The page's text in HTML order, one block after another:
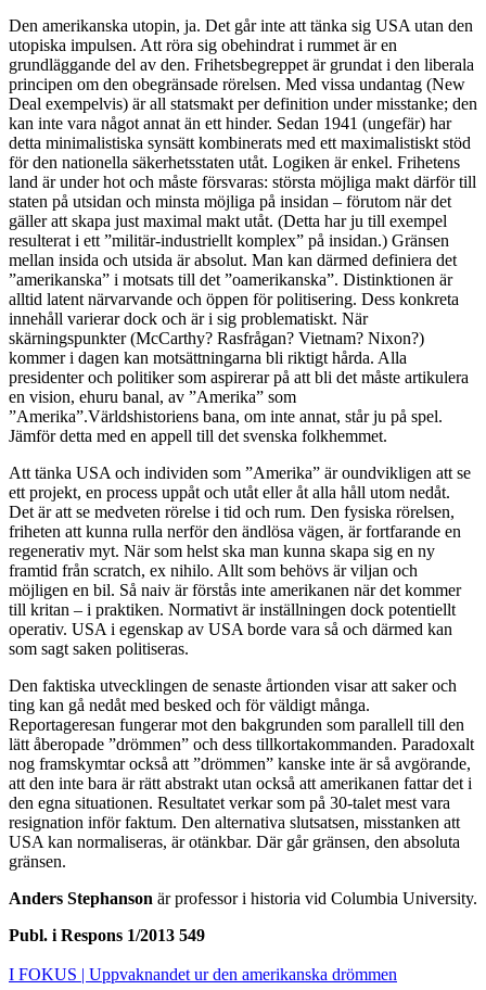
Den amerikanska utopin, ja. Det går inte att tänka sig USA utan den
utopiska impulsen. Att röra sig obehindrat i rummet är en
grundläggande del av den. Frihetsbegreppet är grundat i den liberala
principen om den obegränsade rörelsen. Med vissa undantag (New
Deal exempelvis) är all statsmakt per definition under misstanke; den
kan inte vara något annat än ett hinder. Sedan 1941 (ungefär) har
detta minimalistiska synsätt kombinerats med ett maximalistiskt stöd
för den nationella säkerhetsstaten utåt. Logiken är enkel. Frihetens
land är under hot och måste försvaras: största möjliga makt därför till
staten på utsidan och minsta möjliga på insidan – förutom när det
gäller att skapa just maximal makt utåt. (Detta har ju till exempel
resulterat i ett ”militär-industriellt komplex” på insidan.) Gränsen
mellan insida och utsida är absolut. Man kan därmed definiera det
”amerikanska” i motsats till det ”oamerikanska”. Distinktionen är
alltid latent närvarvande och öppen för politisering. Dess konkreta
innehåll varierar dock och är i sig problematiskt. När
skärningspunkter (McCarthy? Rasfrågan? Vietnam? Nixon?)
kommer i dagen kan motsättningarna bli riktigt hårda. Alla
presidenter och politiker som aspirerar på att bli det måste artikulera
en vision, ehuru banal, av ”Amerika” som
”Amerika”.Världshistoriens bana, om inte annat, står ju på spel.
Jämför detta med en appell till det svenska folkhemmet.
Att tänka USA och individen som ”Amerika” är oundvikligen att se
ett projekt, en process uppåt och utåt eller åt alla håll utom nedåt.
Det är att se medveten rörelse i tid och rum. Den fysiska rörelsen,
friheten att kunna rulla nerför den ändlösa vägen, är fortfarande en
regenerativ myt. När som helst ska man kunna skapa sig en ny
framtid från scratch, ex nihilo. Allt som behövs är viljan och
möjligen en bil. Så naiv är förstås inte amerikanen när det kommer
till kritan – i praktiken. Normativt är inställningen dock potentiellt
operativ. USA i egenskap av USA borde vara så och därmed kan
som sagt saken politiseras.
Den faktiska utvecklingen de senaste årtionden visar att saker och
ting kan gå nedåt med besked och för väldigt många.
Reportageresan fungerar mot den bakgrunden som parallell till den
lätt åberopade ”drömmen” och dess tillkortakommanden. Paradoxalt
nog framskymtar också att ”drömmen” kanske inte är så avgörande,
att den inte bara är rätt abstrakt utan också att amerikanen fattar det i
den egna situationen. Resultatet verkar som på 30-talet mest vara
resignation inför faktum. Den alternativa slutsatsen, misstanken att
USA kan normaliseras, är otänkbar. Där går gränsen, den absoluta
gränsen.
Anders Stephanson är professor i historia vid Columbia University.
Publ. iRespons 1/2013 549
I FOKUS | Uppvaknandet ur den amerikanska drömmen